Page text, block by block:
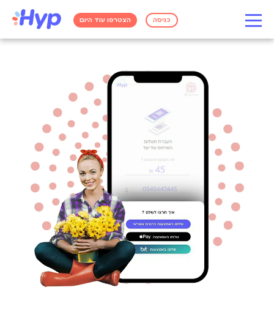
כניסה הצטרפו עוד היום